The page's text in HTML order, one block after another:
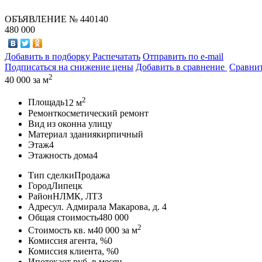
ОБЪЯВЛЕНИЕ № 440140
480 000
Добавить в подборку Распечатать Отправить по e-mail
Подписаться на снижение цены Добавить в сравнение
40 000 за м2
Площадь12 м2
Ремонткосметический ремонт
Вид из оконна улицу
Материал зданиякирпичный
Этаж4
Этажность дома4
Тип сделкиПродажа
ГородЛипецк
РайонНЛМК, ЛТЗ
Адресул. Адмирала Макарова, д. 4
Общая стоимость480 000
Стоимость кв. м40 000 за м2
Комиссия агента, %0
Комиссия клиента, %0